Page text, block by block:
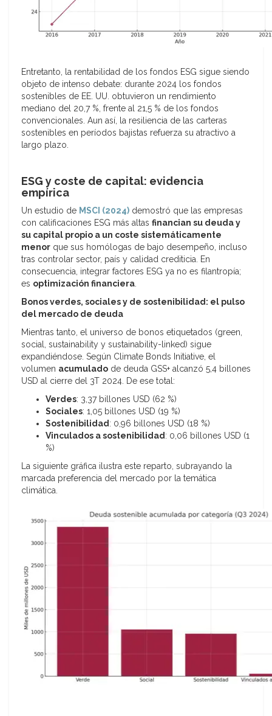
Entretanto, la rentabilidad de los fondos ESG sigue siendo
objeto de intenso debate: durante 2024 los fondos
sostenibles de EE. UU. obtuvieron un rendimiento
mediano del 20,7 %, frente al 21,5 % de los fondos
convencionales. Aun así, la resiliencia de las carteras
sostenibles en períodos bajistas refuerza su atractivo a
largo plazo.
ESG y coste de capital: evidencia
empírica
Un estudio de MSCI (2024) demostró que las empresas
con calificaciones ESG más altas financian su deuda y
su capital propio a un coste sistemáticamente
menor que sus homólogas de bajo desempeño, incluso
tras controlar sector, país y calidad crediticia. En
consecuencia, integrar factores ESG ya no es filantropía;
es optimización financiera
Bonos verdes, sociales y de sostenibilidad: el pulso
del mercado de deuda
Mientras tanto, el universo de bonos etiquetados (green,
social, sustainability y sustainability-linked) sigue
expandiéndose. Según Climate Bonds Initiative, el
volumen acumulado de deuda GSS+ alcanzó 5,4 billones
USD al cierre del 3T 2024. De ese total:
Verdes: 3,37 billones USD (62 %)
Sociales: 1,05 billones USD (19 %)
Sostenibilidad : 0,96 billones USD (18 %)
Vinculados a sostenibilidad : 0,06 billones USD (1
%)
La siguiente gráfica ilustra este reparto, subrayando la
marcada preferencia del mercado por la temática
climática.